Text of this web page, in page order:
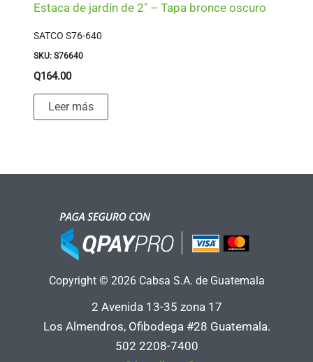
Estaca de jardín de 2″ – Tapa bronce oscuro
SATCO S76-640
SKU: S76640
Q164.00
Leer más
Copyright © 2026 Cabsa S.A. de Guatemala
2 Avenida 13-35 zona 17
Los Almendros, Ofibodega #28 Guatemala.
502 2208-7400